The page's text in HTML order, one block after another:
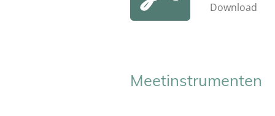
Download
Meetinstrumenten